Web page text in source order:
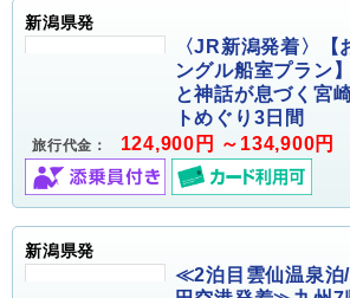
新潟県発
〈JR新潟発着〉【
ングル船室プラン
と神話が息づく宮
トめぐり3日間
旅行代金： 124,900円 ～134,900円
新潟県発
≪2泊目雲仙温泉泊